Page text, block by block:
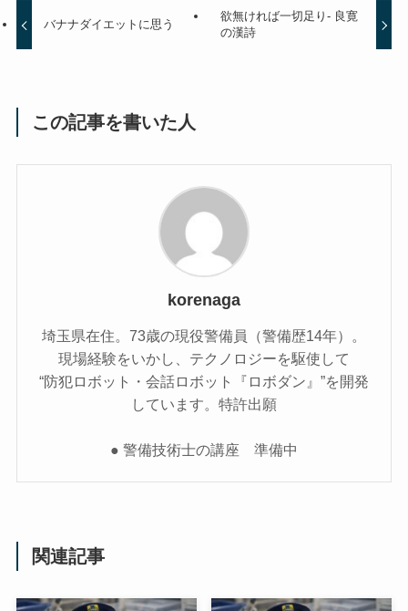
バナナダイエットに思う
欲無ければ一切足り- 良寛
の漢詩
この記事を書いた人
korenaga
埼玉県在住。73歳の現役警備員（警備歴14年）。
現場経験をいかし、テクノロジーを駆使して
“防犯ロボット・会話ロボット『ロボダン』”を開発
しています。特許出願
● 警備技術士の講座 準備中
関連記事